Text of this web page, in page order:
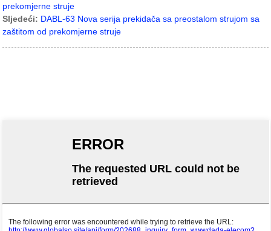
prekomjerne struje
Sljedeći: DABL-63 Nova serija prekidača sa preostalom strujom sa
zaštitom od prekomjerne struje